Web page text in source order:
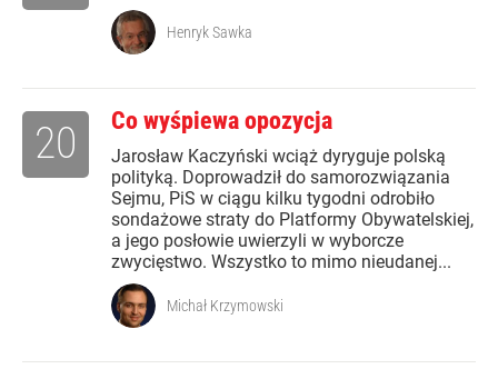
Henryk Sawka
Co wyśpiewa opozycja
Jarosław Kaczyński wciąż dyryguje polską
polityką. Doprowadził do samorozwiązania
Sejmu, PiS w ciągu kilku tygodni odrobiło
sondażowe straty do Platformy Obywatelskiej,
a jego posłowie uwierzyli w wyborcze
zwycięstwo. Wszystko to mimo nieudanej...
20
Michał Krzymowski